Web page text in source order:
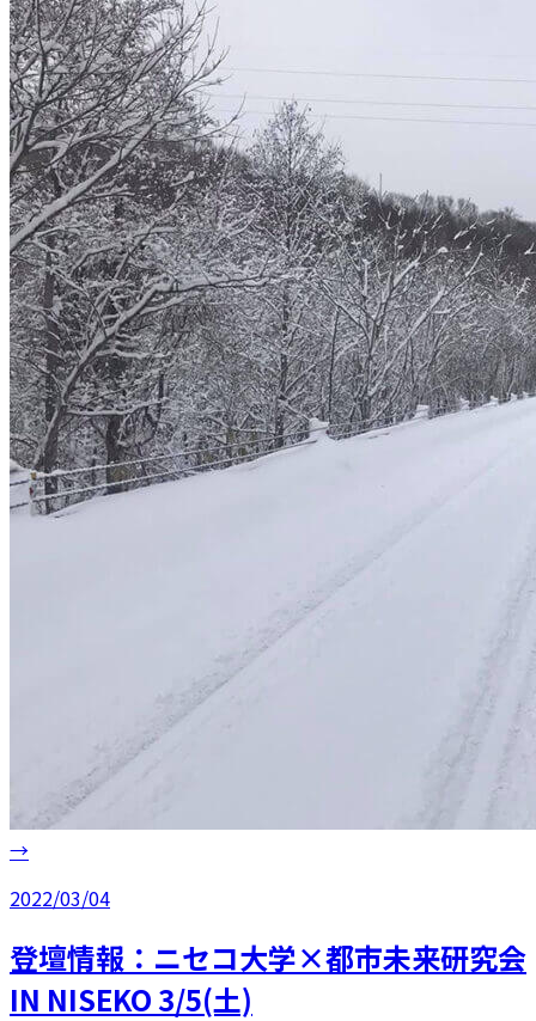
→
2022/03/04
登壇情報：ニセコ大学×都市未来研究会
IN NISEKO 3/5(土)